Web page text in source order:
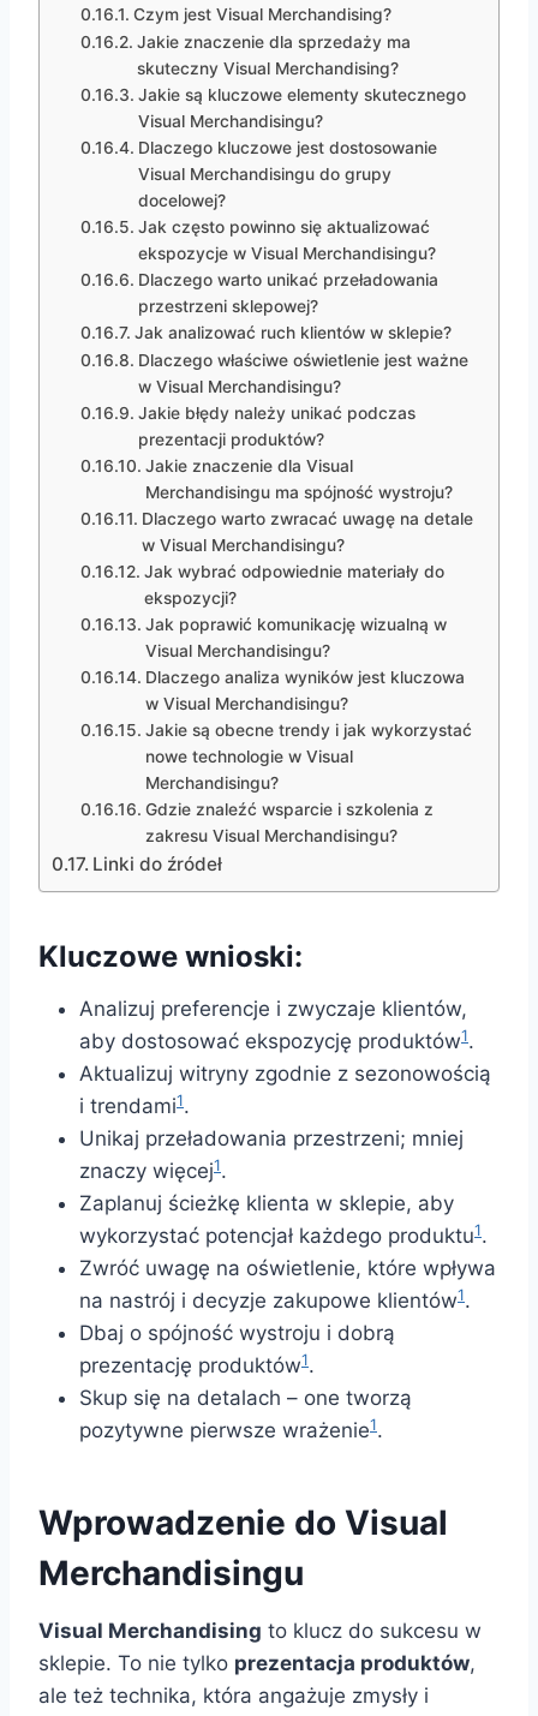
Czym jest Visual Merchandising?
Jakie znaczenie dla sprzedaży ma
skuteczny Visual Merchandising?
Jakie są kluczowe elementy skutecznego
Visual Merchandisingu?
Dlaczego kluczowe jest dostosowanie
Visual Merchandisingu do grupy
docelowej?
Jak często powinno się aktualizować
ekspozycje w Visual Merchandisingu?
Dlaczego warto unikać przeładowania
przestrzeni sklepowej?
Jak analizować ruch klientów w sklepie?
Dlaczego właściwe oświetlenie jest ważne
w Visual Merchandisingu?
Jakie błędy należy unikać podczas
prezentacji produktów?
Jakie znaczenie dla Visual
Merchandisingu ma spójność wystroju?
Dlaczego warto zwracać uwagę na detale
w Visual Merchandisingu?
Jak wybrać odpowiednie materiały do
ekspozycji?
Jak poprawić komunikację wizualną w
Visual Merchandisingu?
Dlaczego analiza wyników jest kluczowa
w Visual Merchandisingu?
Jakie są obecne trendy i jak wykorzystać
nowe technologie w Visual
Merchandisingu?
Gdzie znaleźć wsparcie i szkolenia z
zakresu Visual Merchandisingu?
Linki do źródeł
Kluczowe wnioski:
Analizuj preferencje i zwyczaje klientów,
aby dostosować ekspozycję produktów1.
Aktualizuj witryny zgodnie z sezonowością
i trendami1.
Unikaj przeładowania przestrzeni; mniej
znaczy więcej1.
Zaplanuj ścieżkę klienta w sklepie, aby
wykorzystać potencjał każdego produktu1.
Zwróć uwagę na oświetlenie, które wpływa
na nastrój i decyzje zakupowe klientów1.
Dbaj o spójność wystroju i dobrą
prezentację produktów1.
Skup się na detalach – one tworzą
pozytywne pierwsze wrażenie1.
Wprowadzenie do Visual
Merchandisingu
Visual Merchandising to klucz do sukcesu w
sklepie. To nie tylko prezentacja produktów,
ale też technika, która angażuje zmysły i